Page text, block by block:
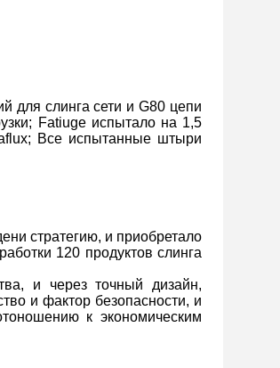
для слинга сети и G80 цепи
Fatiuge испытало на 1,5
Все испытанные штыри
стратегию, и приобретало
120 продуктов слинга
и через точный дизайн,
и фактор безопасности, и
к экономическим